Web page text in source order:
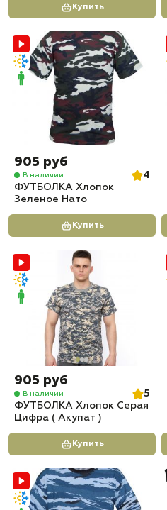
Купить
905 руб
В наличии
4
ФУТБОЛКА Хлопок
Зеленое Нато
Купить
905 руб
В наличии
5
ФУТБОЛКА Хлопок Серая
Цифра ( Акупат )
Купить